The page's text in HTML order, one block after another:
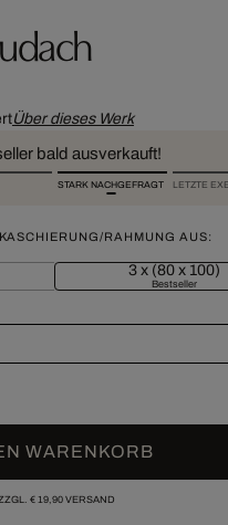
Über dieses Werk
bald ausverkauft!
STARK NACHGEFRAGT LETZTE
RAHMUNG AUS:
3 x (80 x 100)
Bestseller
WARENKORB
€ 19,90VERSAND